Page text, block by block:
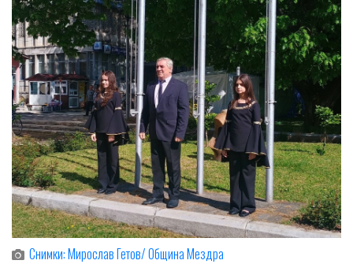
Снимки: Мирослав Гетов/ Община Мездра